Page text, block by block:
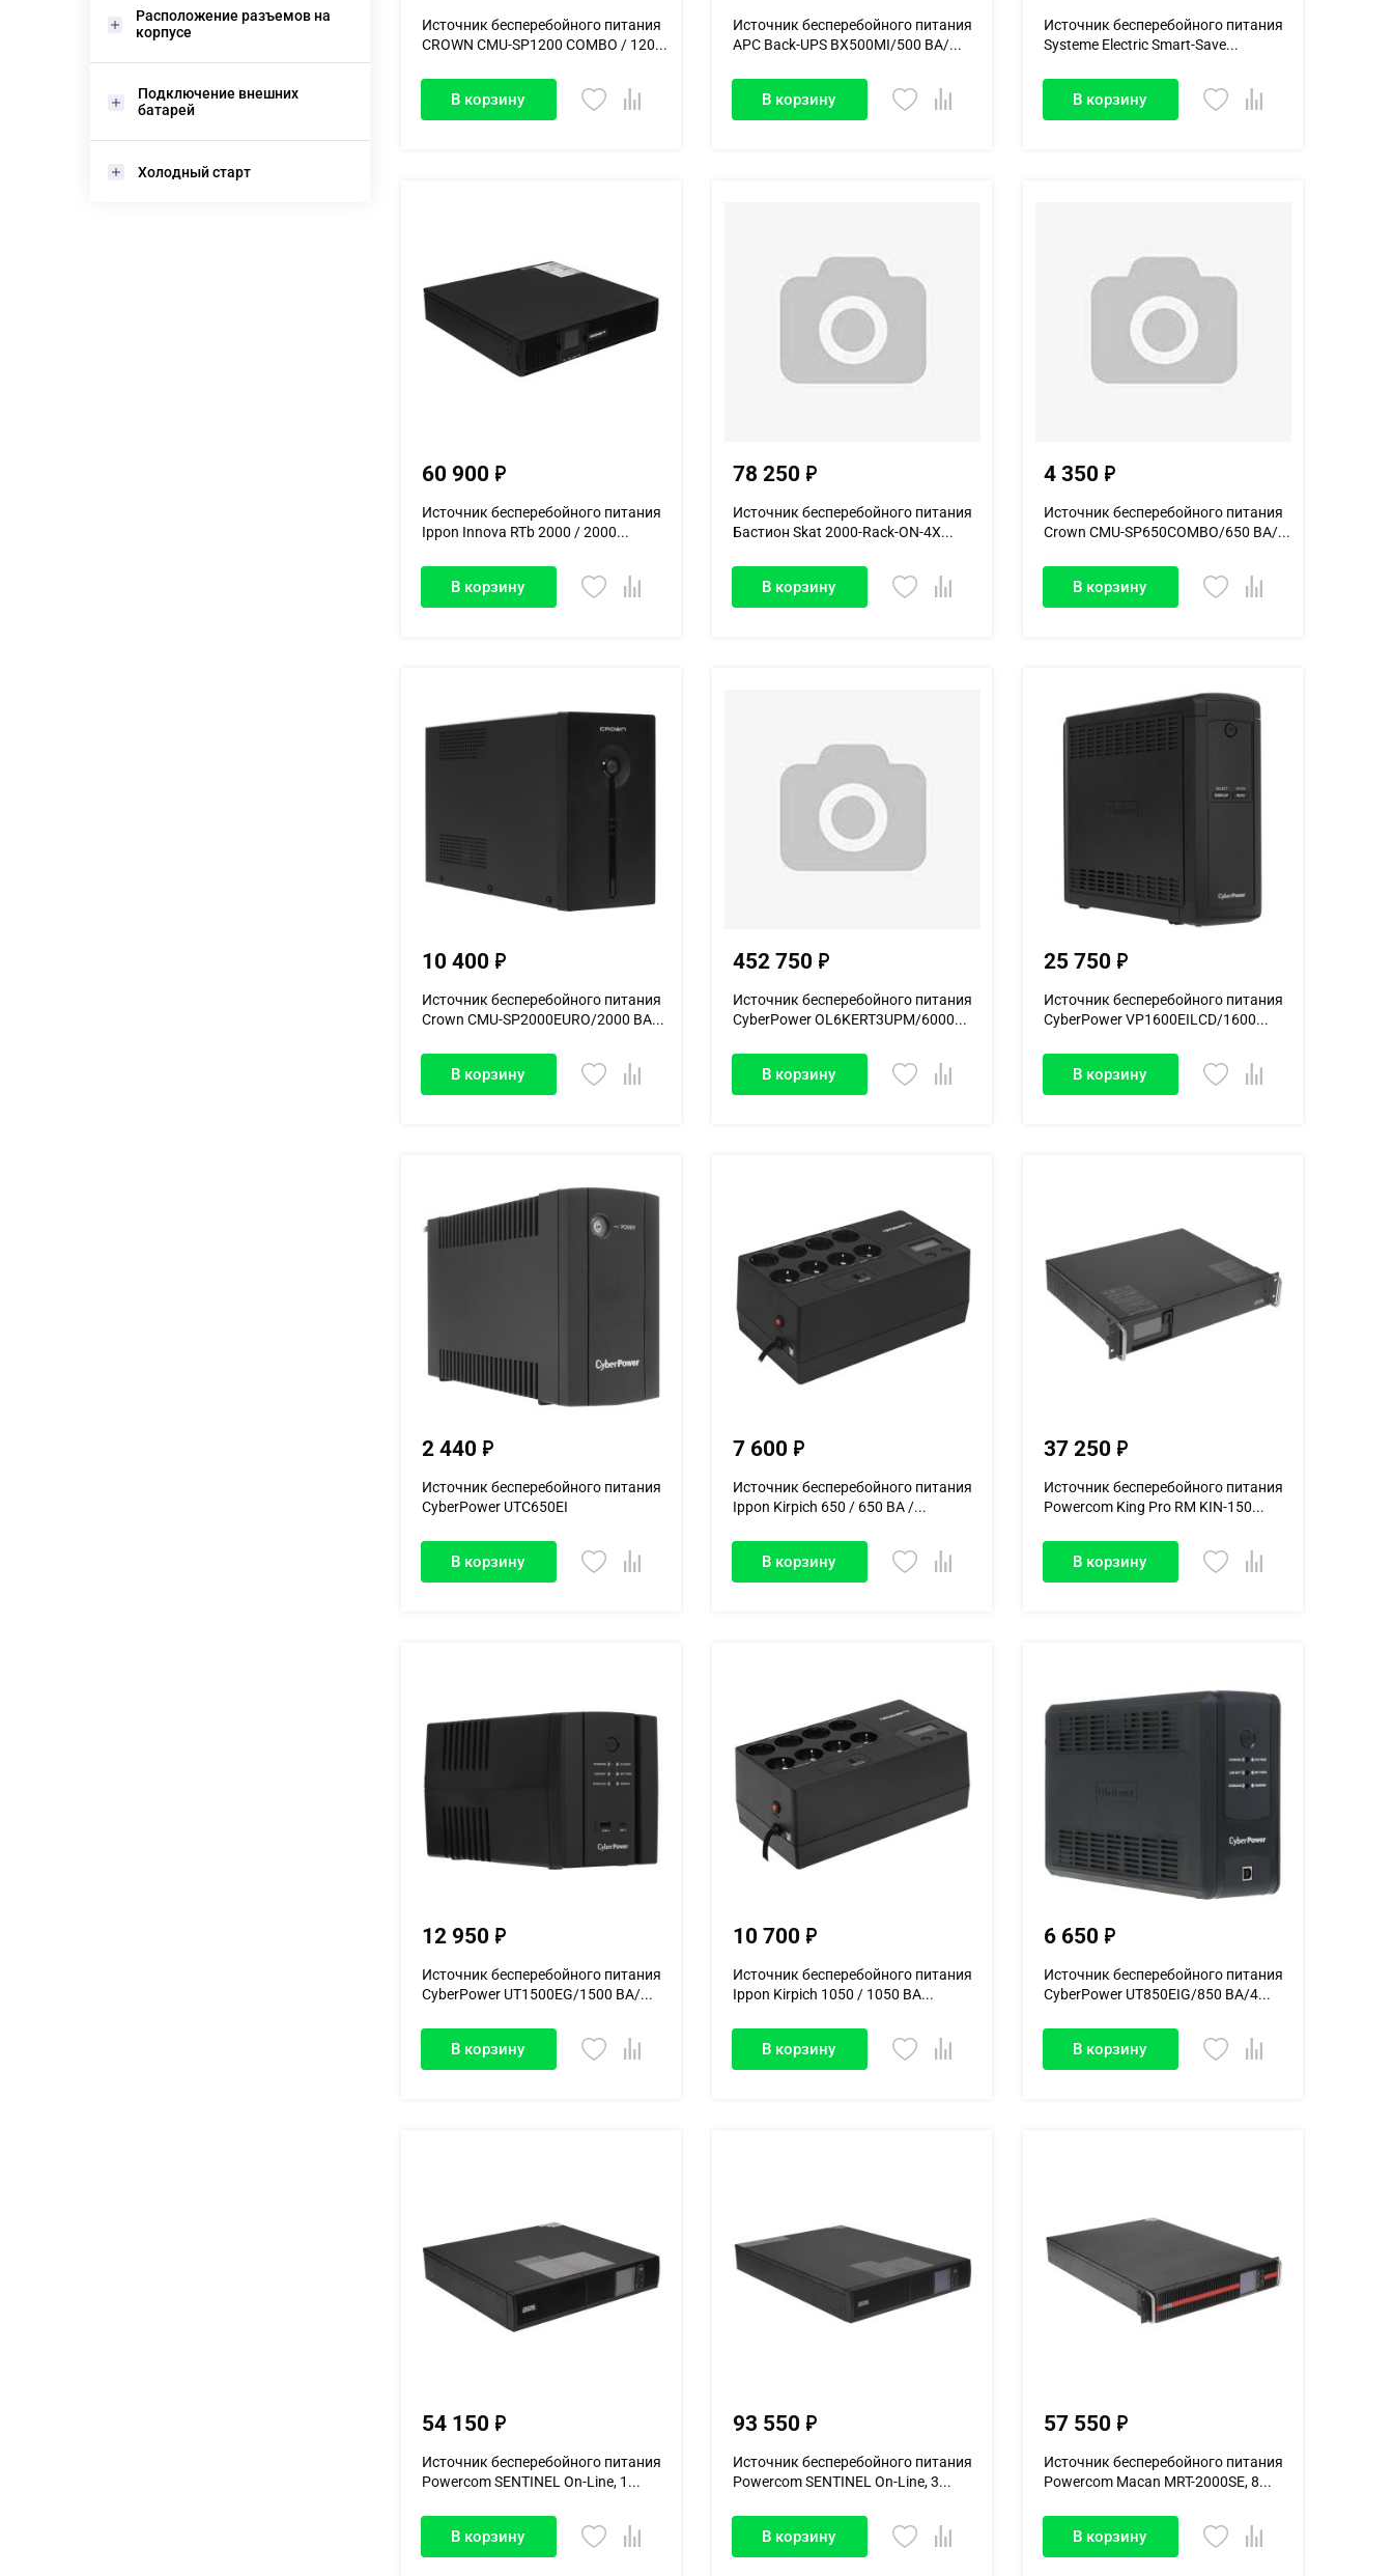
Расположение разъемов на
корпусе
Подключение внешних
батарей
Холодный старт
Источник бесперебойного питания
CROWN CMU-SP1200 COMBO / 120...
В корзину
Источник бесперебойного питания
APC Back-UPS BX500MI/500 ВА/...
В корзину
Источник бесперебойного питания
Systeme Electric Smart-Save...
В корзину
60 900
Источник бесперебойного питания
Ippon Innova RTb 2000 / 2000...
В корзину
78 250
Источник бесперебойного питания
Бастион Skat 2000-Rack-ON-4X...
В корзину
4 350
Источник бесперебойного питания
Crown CMU-SP650COMBO/650 ВА/...
В корзину
10 400
Источник бесперебойного питания
Crown CMU-SP2000EURO/2000 ВА...
В корзину
452 750
Источник бесперебойного питания
CyberPower OL6KERT3UPM/6000...
В корзину
25 750
Источник бесперебойного питания
CyberPower VP1600EILCD/1600...
В корзину
2 440
Источник бесперебойного питания
CyberPower UTC650EI
В корзину
7 600
Источник бесперебойного питания
Ippon Kirpich 650 / 650 ВА /...
В корзину
37 250
Источник бесперебойного питания
Powercom King Pro RM KIN-150...
В корзину
12 950
Источник бесперебойного питания
CyberPower UT1500EG/1500 ВА/...
В корзину
10 700
Источник бесперебойного питания
Ippon Kirpich 1050 / 1050 ВА...
В корзину
6 650
Источник бесперебойного питания
CyberPower UT850EIG/850 ВА/4...
В корзину
54 150
Источник бесперебойного питания
Powercom SENTINEL On-Line, 1...
В корзину
93 550
Источник бесперебойного питания
Powercom SENTINEL On-Line, 3...
В корзину
57 550
Источник бесперебойного питания
Powercom Macan MRT-2000SE, 8...
В корзину